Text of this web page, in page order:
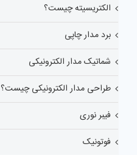
الکتریسیته چیست؟
برد مدار چاپی
شماتیک مدار الکترونیکی
طراحی مدار الکترونیکی چیست؟
فیبر نوری
فوتونیک